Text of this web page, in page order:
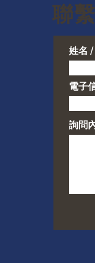
聯
姓名
電子
詢問